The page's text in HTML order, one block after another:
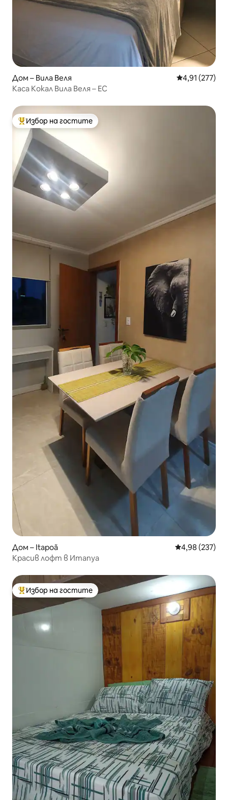
Дом – Вила Веля Средна
4,91 (277)
Каса Кокал Вила Веля – ЕС
Най-популярен избор на гостите
Избор на гостите
Дом – Itapoã Средна
4,98 (237)
Красив лофт в Итапуа
Най-популярен избор на гостите
Избор на гостите